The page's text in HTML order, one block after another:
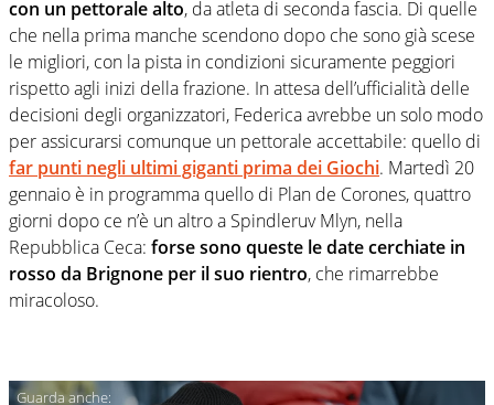
con un pettorale alto, da atleta di seconda fascia. Di quelle
che nella prima manche scendono dopo che sono già scese
le migliori, con la pista in condizioni sicuramente peggiori
rispetto agli inizi della frazione. In attesa dell’ufficialità delle
decisioni degli organizzatori, Federica avrebbe un solo modo
per assicurarsi comunque un pettorale accettabile: quello di
far punti negli ultimi giganti prima dei Giochi. Martedì 20
gennaio è in programma quello di Plan de Corones, quattro
giorni dopo ce n’è un altro a Spindleruv Mlyn, nella
Repubblica Ceca: forse sono queste le date cerchiate in
rosso da Brignone per il suo rientro, che rimarrebbe
miracoloso.